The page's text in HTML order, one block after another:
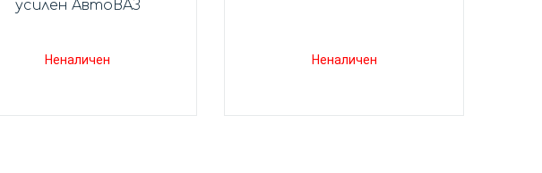
усилен АвтоВАЗ
Неналичен Неналичен